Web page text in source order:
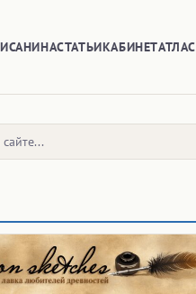
СТАТЬИКАБИНЕТАТЛАС